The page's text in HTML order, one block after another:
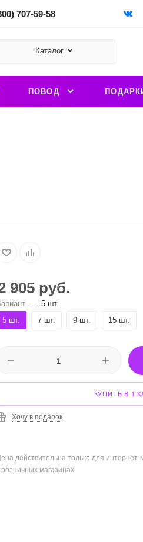
707-59-58
Каталог
ПОВОД
905 руб.
— 5 шт.
5 шт.
7 шт. 9 шт. 15 шт.
КУПИТЬ В 1
Хочу в подарок
действительна только для
розничных магазинах